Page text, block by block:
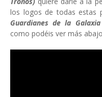
los logos de todas estas
Guardianes de la Galaxia
como podéis ver más